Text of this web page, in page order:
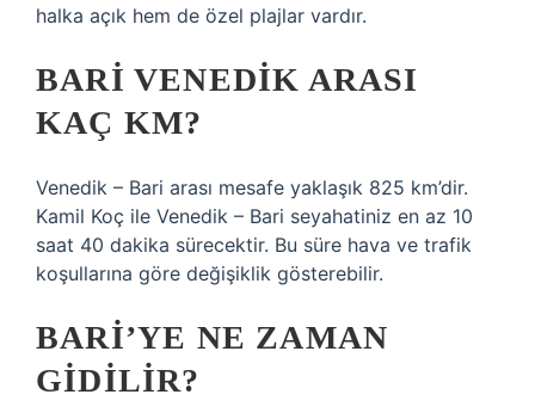
halka açık hem de özel plajlar vardır.
BARI VENEDIK ARASI
KAÇ KM?
Venedik – Bari arası mesafe yaklaşık 825 km’dir.
Kamil Koç ile Venedik – Bari seyahatiniz en az 10
saat 40 dakika sürecektir. Bu süre hava ve trafik
koşullarına göre değişiklik gösterebilir.
BARI’YE NE ZAMAN
GIDILIR?